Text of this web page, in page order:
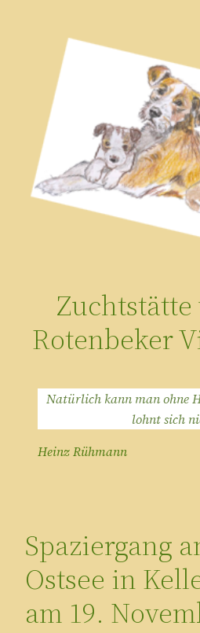
Rotenbeker
Natürlich kann man ohne
lohnt sich
Heinz Rühmann
Spaziergang
Ostsee in
am 19.